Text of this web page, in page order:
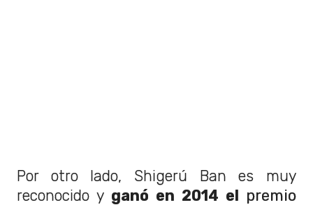
Por otro lado, Shigerú Ban es muy
reconocido y ganó en 2014 el premio